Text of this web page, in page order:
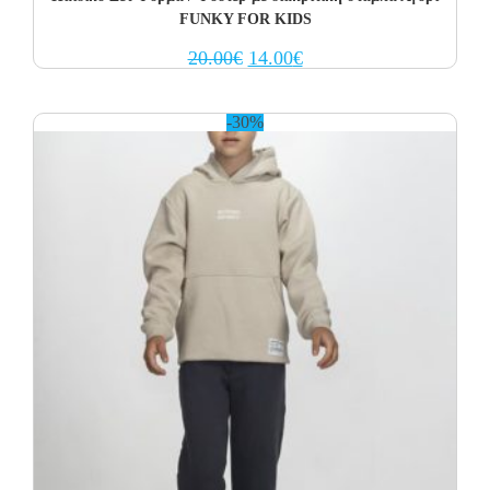
FUNKY FOR KIDS
20.00€ Original
price
14.00€Current
price
-30%